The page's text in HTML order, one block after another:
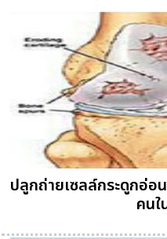
ปลูกถ่ายเซลล์กระดูกอ่อ
คน